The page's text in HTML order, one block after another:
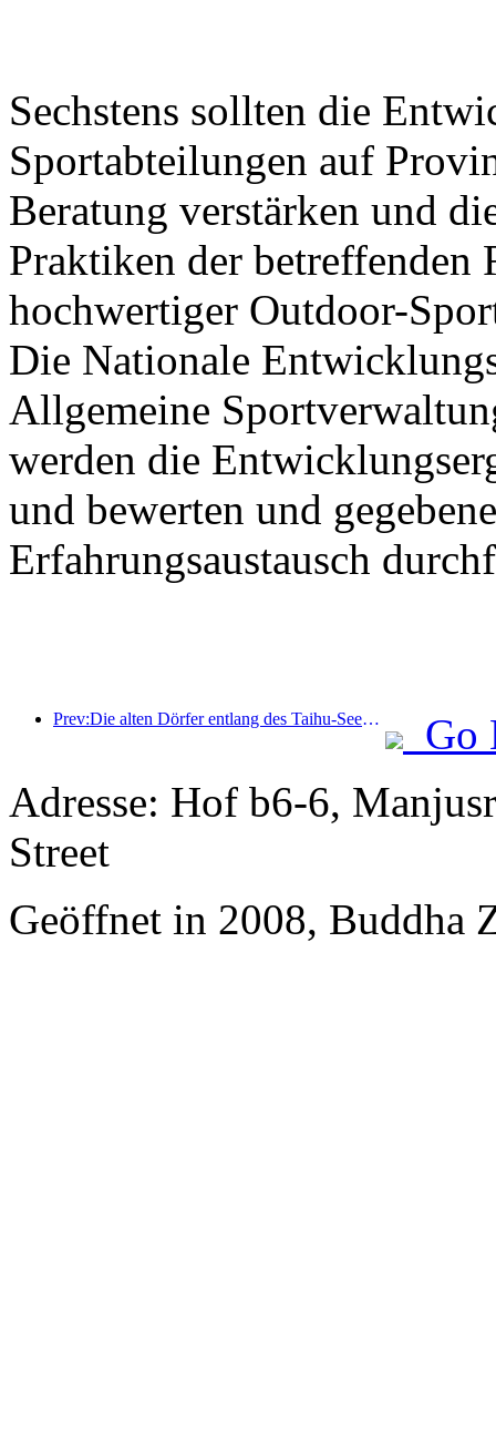
Sechstens sollten die
Sportabteilungen auf
Beratung verstärken und
Praktiken der
hochwertiger Outdoor-
Die Nationale
Allgemeine
werden die
und bewerten und
Erfahrungsaustausch
Prev:Die alten Dörfer entlang des Taihu-Sees in Huzhou in der Provinz Zhejiang haben mit der Renovierung und Modernisierung begonnen. Die Investition beträgt fast eine Milliarde Yuan.
Go
Adresse: Hof b6-6,
Street
Geöffnet in 2008, Buddha